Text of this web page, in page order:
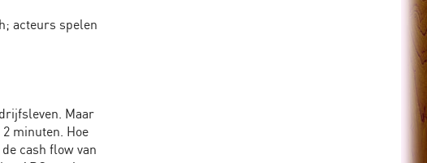
acteurs spelen
Maar
minuten. Hoe
cash flow van